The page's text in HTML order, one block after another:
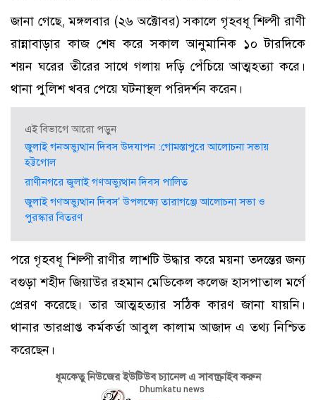
জানা গেছে, মঙ্গলবার (২৬ অক্টোবর) সকালে গৃহবধূ শিল্পী রাণী
রান্নাবাড়ার কাজ শেষ করে সকাল আনুমানিক ১০ টারদিকে
শয়ন ঘরের তীরের সাথে গলায় দড়ি পেঁচিয়ে আত্মহত্যা করে।
থানা পুলিশ খবর পেয়ে ঘটনাস্থল পরিদর্শন করেন।
এই বিভাগে আরো পড়ুন
জুলাই গনঅভ্যুত্থান দিবস উদযাপন :গোমস্তাপুরে আলোচনা সভায়
হট্টগোল
রাণীনগরে জুলাই গণঅভ্যুত্থান দিবস পালিত
জুলাই গণঅভ্যুত্থান দিবস’ উপলক্ষ্যে তারাগঞ্জে আলোচনা সভা ও
পুরস্কার বিতরণ
পরে গৃহবধূ শিল্পী রাণীর লাশটি উদ্ধার করে ময়না তদন্তের জন্য
বগুড়া শহীদ জিয়াউর রহমান মেডিকেল কলেজ হাসপাতাল মর্গে
প্রেরণ করেছে। তার আত্মহত্যার সঠিক কারণ জানা যায়নি।
থানার ভারপ্রাপ্ত কর্মকর্তা আবুল কালাম আজাদ এ তথ্য নিশ্চিত
করেছেন।
ধূমকেতু নিউজের ইউটিউব চ্যানেল এ সাবস্ক্রাইব করুন